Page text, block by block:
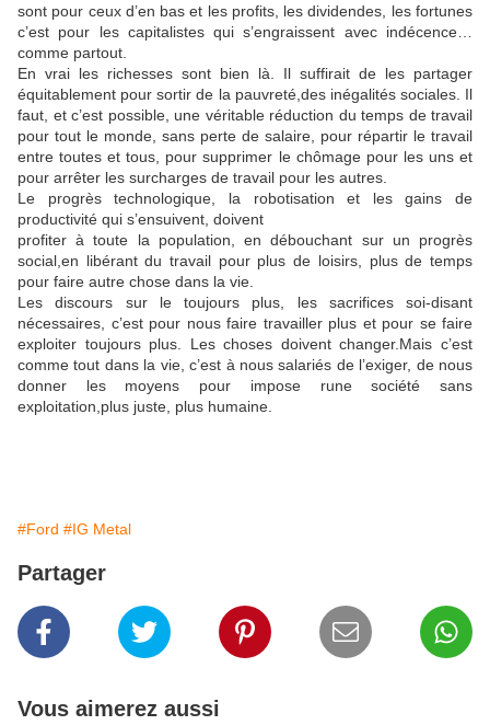
sont pour ceux d’en bas et les profits, les dividendes, les fortunes
c’est pour les capitalistes qui s’engraissent avec indécence…
comme partout.
En vrai les richesses sont bien là. Il suffirait de les partager
équitablement pour sortir de la pauvreté,des inégalités sociales. Il
faut, et c’est possible, une véritable réduction du temps de travail
pour tout le monde, sans perte de salaire, pour répartir le travail
entre toutes et tous, pour supprimer le chômage pour les uns et
pour arrêter les surcharges de travail pour les autres.
Le progrès technologique, la robotisation et les gains de
productivité qui s’ensuivent, doivent
profiter à toute la population, en débouchant sur un progrès
social,en libérant du travail pour plus de loisirs, plus de temps
pour faire autre chose dans la vie.
Les discours sur le toujours plus, les sacrifices soi-disant
nécessaires, c’est pour nous faire travailler plus et pour se faire
exploiter toujours plus. Les choses doivent changer.Mais c’est
comme tout dans la vie, c’est à nous salariés de l’exiger, de nous
donner les moyens pour impose rune société sans
exploitation,plus juste, plus humaine.
#Ford #IG Metal
Partager
Vous aimerez aussi